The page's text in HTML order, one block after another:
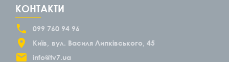
КОНТАКТИ
099 760 94 96
Київ
вул. Василя Липківського, 45
info@tv7.ua